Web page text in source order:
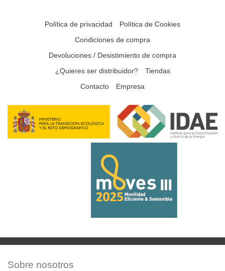
Política de privacidad
Política de Cookies
Condiciones de compra
Devoluciones / Desistimiento de compra
¿Quieres ser distribuidor?
Tiendas
Contacto
Empresa
Sobre nosotros